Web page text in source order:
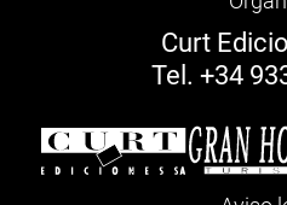
Curt
Tel. +34